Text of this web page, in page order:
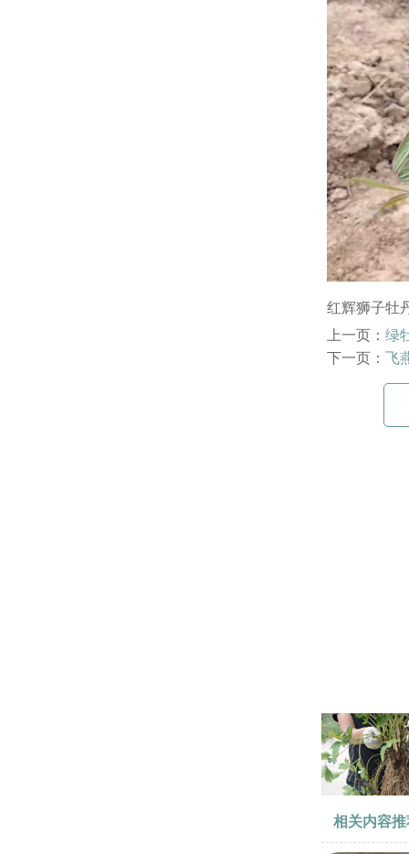
红辉狮子牡
上一页：绿
下一页：飞
相关内容推